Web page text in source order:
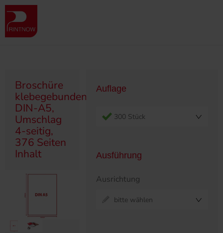
" >
Produktübersicht
Broschüre klebegebunden, DIN-A5, Umschlag 4-seitig, 376 Seiten
Inhalt
Broschüre
klebegebunden,
DIN-A5,
Umschlag
4-seitig,
376 Seiten
Inhalt
Auflage
300 Stück
Ausführung
Ausrichtung
bitte wählen